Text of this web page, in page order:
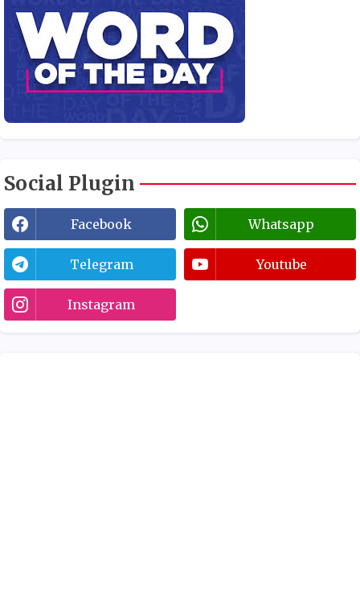
Social Plugin
Facebook Whatsapp
Telegram Youtube
Instagram